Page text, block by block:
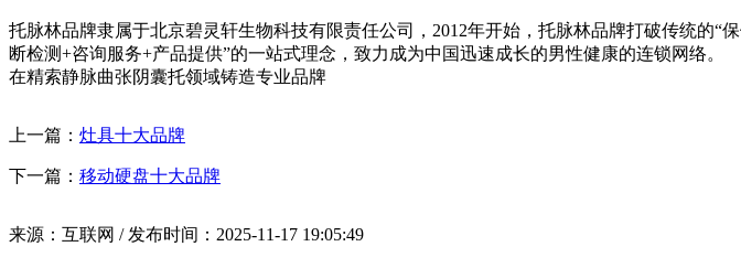
托脉林品牌隶属于北京碧灵轩生物科技有限责任公司，2012年开始，托脉林品牌打破传统的
断检测+咨询服务+产品提供”的一站式理念，致力成为中国迅速成长的男性健康的连锁网络
在精索静脉曲张阴囊托领域铸造专业品牌
上一篇： 灶具十大品牌
下一篇： 移动硬盘十大品牌
来源：互联网 / 发布时间：2025-11-17 19:05:49